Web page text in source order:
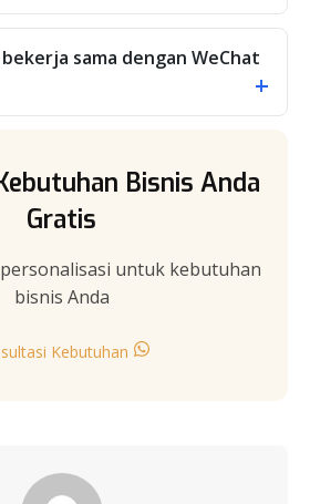
sama dengan WeChat
+
Bisnis Anda
Gratis
untuk kebutuhan
bisnis Anda
Kebutuhan